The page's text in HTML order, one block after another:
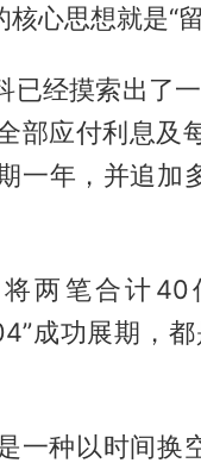
心思想就是“
已经摸索出了
部应付利息及
一年，并追加
两笔合计40
成功展期，
一种以时间换